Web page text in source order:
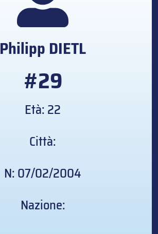
Philipp DIETL
#29
Età: 22
Città:
N: 07/02/2004
Nazione: